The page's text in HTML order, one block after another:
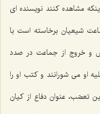
مشاهده كنند نويسنده ‌اى
شيعيان برخاسته است با
و خروج از جماعت در صدد
او مى ‌شورانند و كتب او را
تعصّب، عنوان دفاع از كيان